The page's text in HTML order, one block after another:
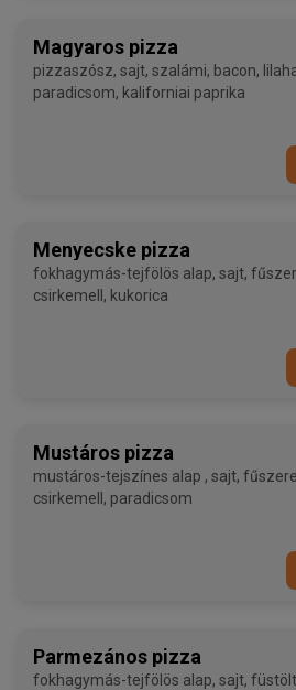
Magyaros pizza
pizzaszósz, sajt, szalámi, bacon, lilahagyma,
paradicsom, kaliforniai paprika
Menyecske pizza
fokhagymás-tejfölös alap, sajt, fűszeres
csirkemell, kukorica
Mustáros pizza
mustáros-tejszínes alap , sajt, fűszeres
csirkemell, paradicsom
Parmezános pizza
fokhagymás-tejfölös alap, sajt, füstölt-főtt tarja,